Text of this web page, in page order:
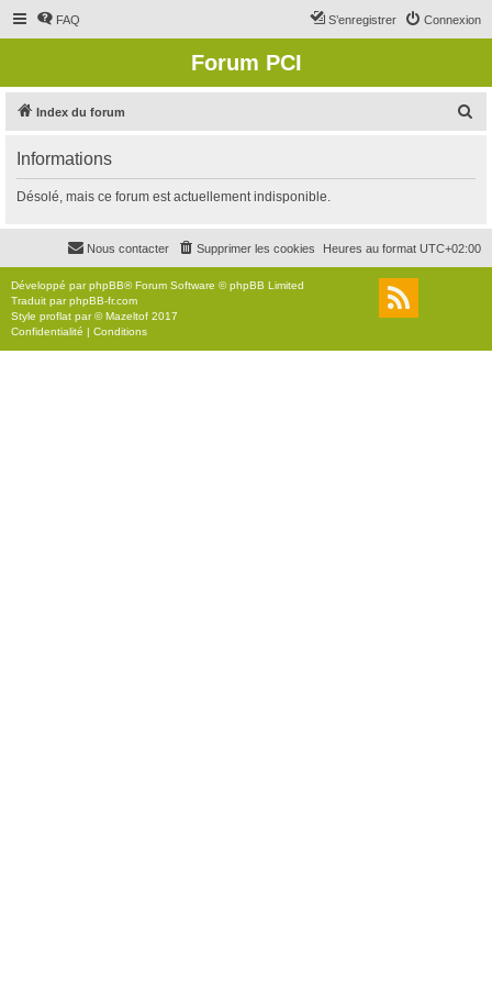
FAQ Connexion
S’enregistrer
Forum PCI
Index du forum
r
c
r
Informations
Désolé, mais ce forum est actuellement indisponible.
Heures au format UTC+02:00
Supprimer les cookies
Nous contacter
Développé parphpBB® Forum Software © phpBB Limited
Traduit parphpBB-fr.com
Style proflat par ©Mazeltof 2017
Confidentialité | Conditions